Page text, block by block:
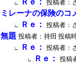
∟ Ｒｅ： 投稿者：
ミレーナの保険のコ
∟ Ｒｅ： 投稿者：
無題 投稿者：持田 投稿
∟ Ｒｅ： 投稿者：
∟ Ｒｅ： 投稿